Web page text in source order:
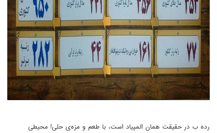
رده ب در حقیقت همان المپیاد است، با طعم و مزه‌ی حلی! محیطی